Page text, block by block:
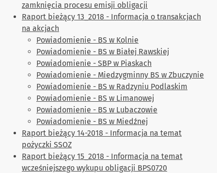
zamknięcia procesu emisji obligacji
Raport bieżący 13_2018 - Informacja o transakcjach
na akcjach
Powiadomienie - BS w Kolnie
Powiadomienie - BS w Białej Rawskiej
Powiadomienie - SBP w Piaskach
Powiadomienie - Miedzygminny BS w Zbuczynie
Powiadomienie - BS w Radzyniu Podlaskim
Powiadomienie - BS w Limanowej
Powiadomienie - BS w Lubaczowie
Powiadomienie - BS w Miedźnej
Raport bieżący 14-2018 - Informacja na temat
pożyczki SSOZ
Raport bieżący 15_2018 - Informacja na temat
wcześniejszego wykupu obligacji BPS0720